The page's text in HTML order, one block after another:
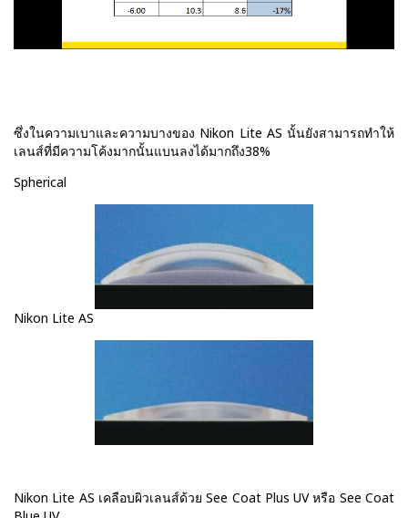
ซึ่งในความเบาและความบางของ Nikon Lite AS นั้นยังสามารถทำให้
เลนส์ที่มีความโค้งมากนั้นแบนลงได้มากถึง38%
Spherical
Nikon Lite AS
Nikon Lite AS เคลือบผิวเลนส์ด้วย See Coat Plus UV หรือ See Coat